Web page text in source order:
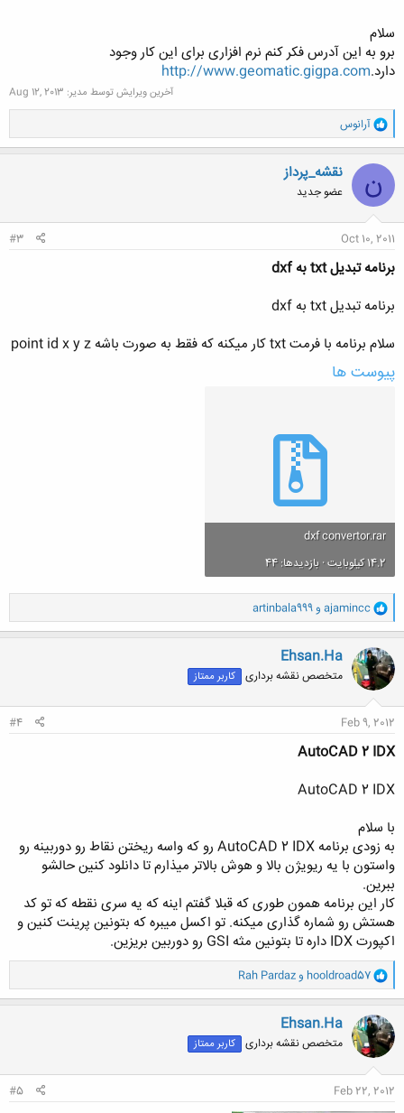
کلیک کنید تا باز شود...
سلام
برو به این آدرس فکر کنم نرم افزاری برای این کار وجود
دارد.http://www.geomatic.gigpa.com
آخرین ویرایش توسط مدیر: Aug 12, 2013
و
ا
ک
ن
ش
ه
ا
آرانوس
ن نقشه_پرداز
عضو جدید
Oct 10, 2011
#3
برنامه تبديل txt به dxf
برنامه تبديل txt به dxf
سلام برنامه با فرمت txt كار ميكنه كه فقط به صورت باشه point id x y z
پیوست ها
dxf convertor.rar
14.2 کیلوبایت · بازدیدها: 44
و
ا
ک
ن
ش
ه
ا
ajamincc و artinbala999
Ehsan.Ha
متخصص نقشه برداری کاربر ممتاز
Feb 9, 2012
#4
AutoCAD 2 IDX
AutoCAD 2 IDX
با سلام
به زودی برنامه AutoCAD 2 IDX رو که واسه ریختن نقاط رو دوربینه رو
واستون با یه ریویژن بالا و هوش بالاتر میذارم تا دانلود کنین حالشو
ببرین.
کار این برنامه همون طوری که قبلا گفتم اینه که یه سری نقطه که تو کد
هستش رو شماره گذاری میکنه. تو اکسل میبره که بتونین پرینت کنین و
اکپورت IDX داره تا بتونین مثه GSI رو دوربین بریزین.
و
ا
ک
ن
ش
ه
ا
hooldroad57 وRah Pardaz
Ehsan.Ha
متخصص نقشه برداری کاربر ممتاز
Feb 22, 2012
#5